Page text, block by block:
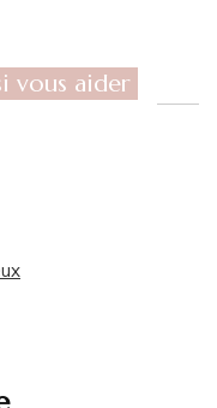
vous aider